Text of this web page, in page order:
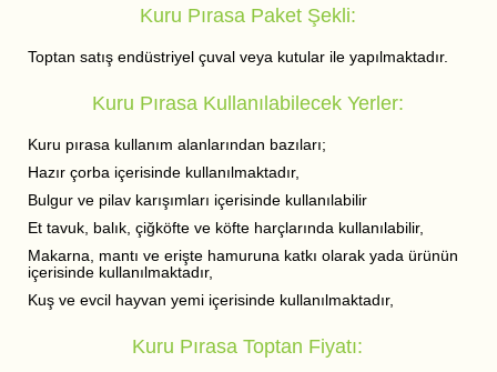
Kuru Pırasa Paket Şekli:
Toptan satış endüstriyel çuval veya kutular ile yapılmaktadır.
Kuru Pırasa Kullanılabilecek Yerler:
Kuru pırasa kullanım alanlarından bazıları;
Hazır çorba içerisinde kullanılmaktadır,
Bulgur ve pilav karışımları içerisinde kullanılabilir
Et tavuk, balık, çiğköfte ve köfte harçlarında kullanılabilir,
Makarna, mantı ve erişte hamuruna katkı olarak yada ürünün
içerisinde kullanılmaktadır,
Kuş ve evcil hayvan yemi içerisinde kullanılmaktadır,
Kuru Pırasa Toptan Fiyatı: